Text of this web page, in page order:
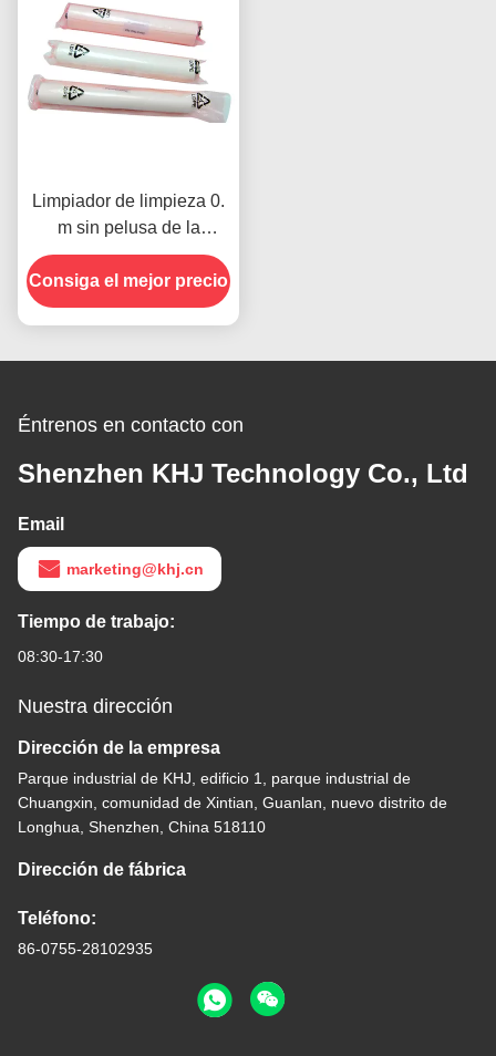
Limpiador de limpieza 0.
m sin pelusa de la
plantilla de Panasonic
KEM Screen Printer SMT
Consiga el mejor precio
Éntrenos en contacto con
Shenzhen KHJ Technology Co., Ltd
Email
marketing@khj.cn
Tiempo de trabajo:
08:30-17:30
Nuestra dirección
Dirección de la empresa
Parque industrial de KHJ, edificio 1, parque industrial de
Chuangxin, comunidad de Xintian, Guanlan, nuevo distrito de
Longhua, Shenzhen, China 518110
Dirección de fábrica
Teléfono:
86-0755-28102935